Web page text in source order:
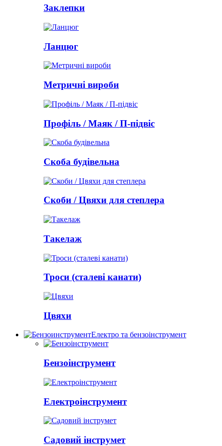
Заклепки
Ланцюг
Метричні вироби
Профіль / Маяк / П-підвіс
Скоба будівельна
Скоби / Цвяхи для степлера
Такелаж
Троси (сталеві канати)
Цвяхи
Електро та бензоінструмент
Бензоінструмент
Електроінструмент
Садовий інструмет